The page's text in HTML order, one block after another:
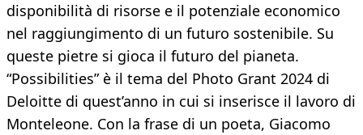
disponibilità di risorse e il potenziale economico
nel raggiungimento di un futuro sostenibile. Su
queste pietre si gioca il futuro del pianeta.
“Possibilities” è il tema del Photo Grant 2024 di
Deloitte di quest’anno in cui si inserisce il lavoro di
Monteleone. Con la frase di un poeta, Giacomo